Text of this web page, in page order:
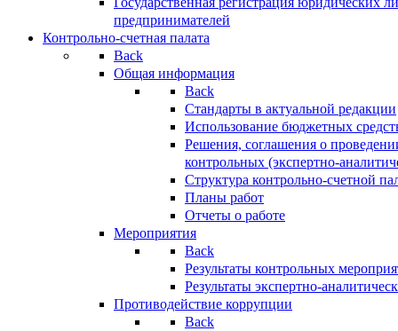
предпринимателей
Контрольно-счетная палата
Back
Общая информация
Back
Стандарты в актуальной редакции
Использование бюджетных
Решения, соглашения о
контрольных (экспертно-
Структура контрольно-счетной
Планы работ
Отчеты о работе
Мероприятия
Back
Результаты контрольных
Результаты экспертно-
Противодействие коррупции
Back